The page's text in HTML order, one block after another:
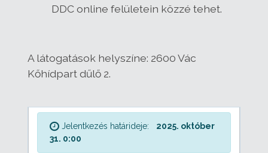
DDC online felületein közzé tehet.
A látogatások helyszíne: 2600 Vác
Kőhídpart dűlő 2.
Jelentkezés határideje:
2025. október
31. 0:00